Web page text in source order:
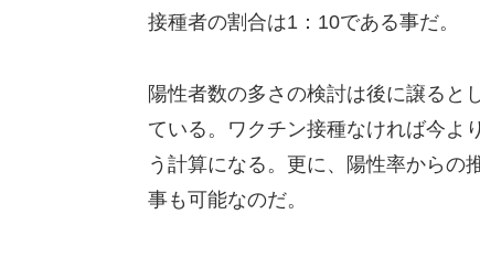
接種者の割合は1：10である事だ。
陽性者数の多さの検討は後に譲ると
ている。ワクチン接種なければ今よ
う計算になる。更に、陽性率からの
事も可能なのだ。